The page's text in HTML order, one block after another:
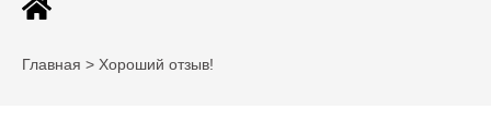
Главная > Хороший отзыв!